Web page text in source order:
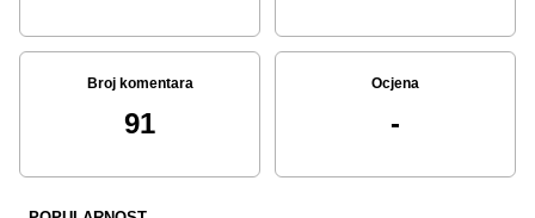
Broj komentara
91
Ocjena
-